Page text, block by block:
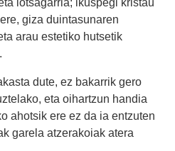
giza duintasunaren
arau estetiko hutsetik
dute, ez bakarrik gero
eta oihartzun handia
ahotsik ere ez da ia entzuten
garela atzerakoiak atera